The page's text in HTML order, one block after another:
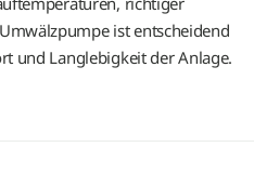
ist entscheidend
und Langlebigkeit der Anlage.